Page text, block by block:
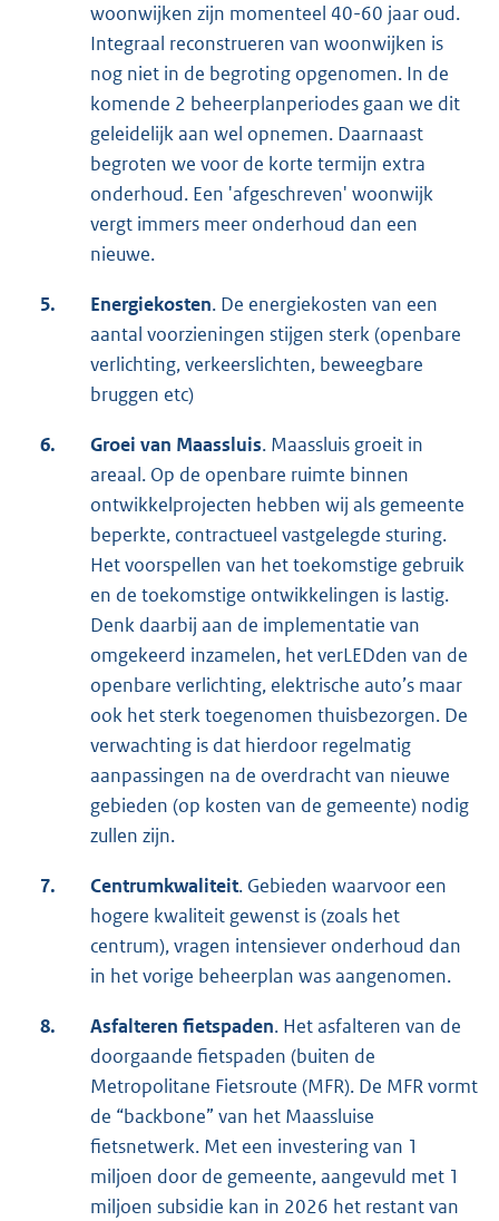
woonwijken zijn momenteel 40-60 jaar oud.
Integraal reconstrueren van woonwijken is
nog niet in de begroting opgenomen. In de
komende 2 beheerplanperiodes gaan we dit
geleidelijk aan wel opnemen. Daarnaast
begroten we voor de korte termijn extra
onderhoud. Een 'afgeschreven' woonwijk
vergt immers meer onderhoud dan een
nieuwe.
5. Energiekosten. De energiekosten van een
aantal voorzieningen stijgen sterk (openbare
verlichting, verkeerslichten, beweegbare
bruggen etc)
6. Groei van Maassluis. Maassluis groeit in
areaal. Op de openbare ruimte binnen
ontwikkelprojecten hebben wij als gemeente
beperkte, contractueel vastgelegde sturing.
Het voorspellen van het toekomstige gebruik
en de toekomstige ontwikkelingen is lastig.
Denk daarbij aan de implementatie van
omgekeerd inzamelen, het verLEDden van de
openbare verlichting, elektrische auto’s maar
ook het sterk toegenomen thuisbezorgen. De
verwachting is dat hierdoor regelmatig
aanpassingen na de overdracht van nieuwe
gebieden (op kosten van de gemeente) nodig
zullen zijn.
7. Centrumkwaliteit. Gebieden waarvoor een
hogere kwaliteit gewenst is (zoals het
centrum), vragen intensiever onderhoud dan
in het vorige beheerplan was aangenomen.
8. Asfalteren fietspaden. Het asfalteren van de
doorgaande fietspaden (buiten de
Metropolitane Fietsroute (MFR). De MFR vormt
de “backbone” van het Maassluise
fietsnetwerk. Met een investering van 1
miljoen door de gemeente, aangevuld met 1
miljoen subsidie kan in 2026 het restant van